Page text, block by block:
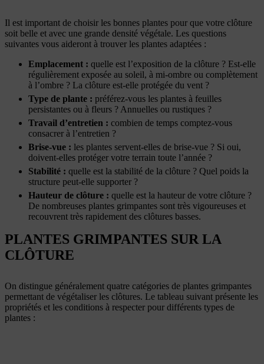
Il est important de choisir les bonnes plantes pour que votre clôture
soit belle et avec une grande densité végétale. Les questions
suivantes vous aideront à trouver les plantes adaptées :
Emplacement : quelle est l’exposition de la clôture ? Est-elle
régulièrement exposée au soleil, à mi-ombre ou complètement
à l’ombre ? La clôture est-elle protégée du vent ?
Type de plante : préférez-vous les plantes à feuilles
persistantes ou à fleurs ? Annuelles ou rustiques ?
Travail d’entretien : combien de temps comptez-vous
consacrer à l’entretien ?
Brise-vue : les plantes servent-elles de brise-vue ? Si oui,
doivent-elles protéger votre terrain toute l’année ?
Stabilité : quelle est la stabilité de la clôture ? Quel poids la
structure peut-elle supporter ?
Hauteur de clôture : quelle est la hauteur de votre clôture ?
De nombreuses plantes grimpantes sont très vigoureuses et
recouvrent très rapidement des clôtures basses.
PLANTES GRIMPANTES SUR LA
CLÔTURE
On distingue généralement quatre catégories de plantes grimpantes
permettant de végétaliser les clôtures. Le tableau suivant présente les
propriétés et les conditions à respecter pour différents types de
plantes :